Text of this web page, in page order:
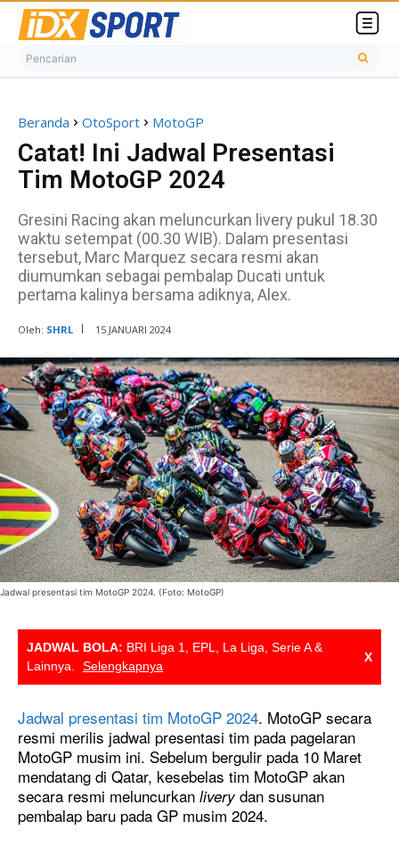
Pencarian
Beranda OtoSport MotoGP
Catat! Ini Jadwal Presentasi
Tim MotoGP 2024
Gresini Racing akan meluncurkan livery pukul 18.30
waktu setempat (00.30 WIB). Dalam presentasi
tersebut, Marc Marquez secara resmi akan
diumumkan sebagai pembalap Ducati untuk
pertama kalinya bersama adiknya, Alex.
Oleh: SHRL 15 JANUARI 2024
Jadwal presentasi tim MotoGP 2024. (Foto: MotoGP)
JADWAL BOLA: BRI Liga 1, EPL, La Liga, Serie A &
Lainnya.
Selengkapnya
X
Jadwal presentasi tim MotoGP 2024. MotoGP secara
resmi merilis jadwal presentasi tim pada pagelaran
MotoGP musim ini. Sebelum bergulir pada 10 Maret
mendatang di Qatar, kesebelas tim MotoGP akan
secara resmi meluncurkan livery dan susunan
pembalap baru pada GP musim 2024.